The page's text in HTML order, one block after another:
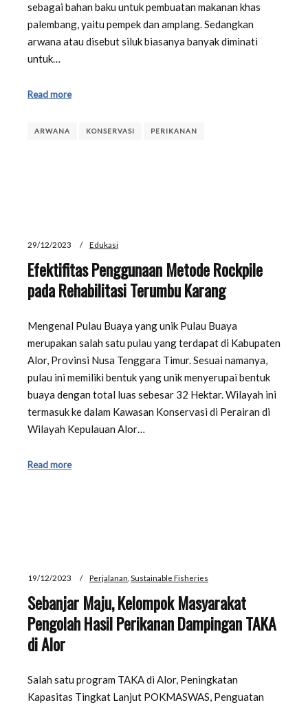
sebagai bahan baku untuk pembuatan makanan khas
palembang, yaitu pempek dan amplang. Sedangkan
arwana atau disebut siluk biasanya banyak diminati
untuk…
Read more
ARWANA KONSERVASI PERIKANAN
29/12/2023 Edukasi
Efektifitas Penggunaan Metode Rockpile
pada Rehabilitasi Terumbu Karang
Mengenal Pulau Buaya yang unik Pulau Buaya
merupakan salah satu pulau yang terdapat di Kabupaten
Alor, Provinsi Nusa Tenggara Timur. Sesuai namanya,
pulau ini memiliki bentuk yang unik menyerupai bentuk
buaya dengan total luas sebesar 32 Hektar. Wilayah ini
termasuk ke dalam Kawasan Konservasi di Perairan di
Wilayah Kepulauan Alor…
Read more
19/12/2023 Perjalanan Sustainable Fisheries
Sebanjar Maju, Kelompok Masyarakat
Pengolah Hasil Perikanan Dampingan TAKA
di Alor
Salah satu program TAKA di Alor, Peningkatan
Kapasitas Tingkat Lanjut POKMASWAS, Penguatan